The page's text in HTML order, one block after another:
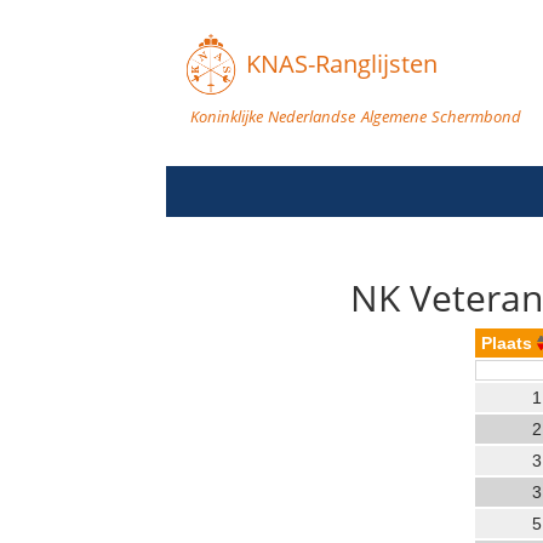
KNAS-Ranglijsten
Koninklijke Nederlandse Algemene Schermbond
NK
Plaats
1
2
3
3
5